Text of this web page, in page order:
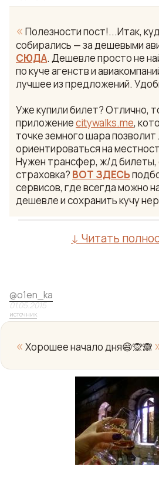
« Полезности пост!...Итак,
собирались — за дешевыми
СЮДА. Дешевле просто не
по куче агенств и
лучшее из предложений.
Уже купили билет? Отлично,
приложениеcitywalks.me,
точке земного шара
ориентироваться на
Нужен трансфер, ж/д билеты,
страховка? ВОТ ЗДЕСЬ
сервисов, где всегда можно
дешевле и сохранить кучу
↓ Читать
@o1en_ka
01.05.2015
источник
« Хорошее начало дня😄🙊🙈